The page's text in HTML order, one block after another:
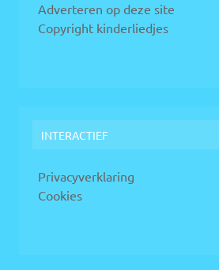
Adverteren op deze site
Copyright kinderliedjes
INTERACTIEF
Privacyverklaring
Cookies